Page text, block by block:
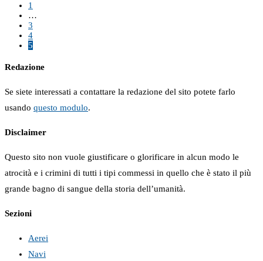
1
…
3
4
5
Redazione
Se siete interessati a contattare la redazione del sito potete farlo
usando questo modulo.
Disclaimer
Questo sito non vuole giustificare o glorificare in alcun modo le
atrocità e i crimini di tutti i tipi commessi in quello che è stato il più
grande bagno di sangue della storia dell’umanità.
Sezioni
Aerei
Navi